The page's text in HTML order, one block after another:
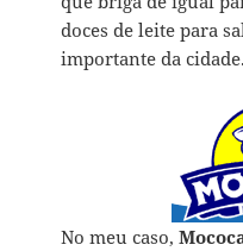
doces de leite para
importante da cidade.
No meu caso,